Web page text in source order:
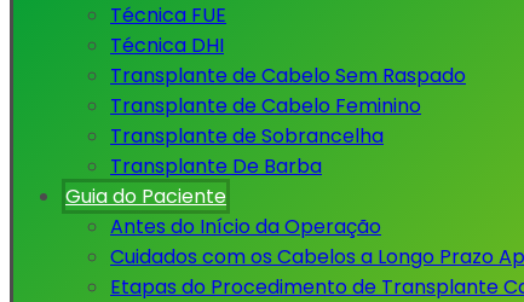
Técnica FUE
Técnica DHI
Transplante de Cabelo Sem Raspado
Transplante de Cabelo Feminino
Transplante de Sobrancelha
Transplante De Barba
Guia do Paciente
Antes do Início da Operação
Cuidados com os Cabelos a Longo Prazo
Etapas do Procedimento de Transplante